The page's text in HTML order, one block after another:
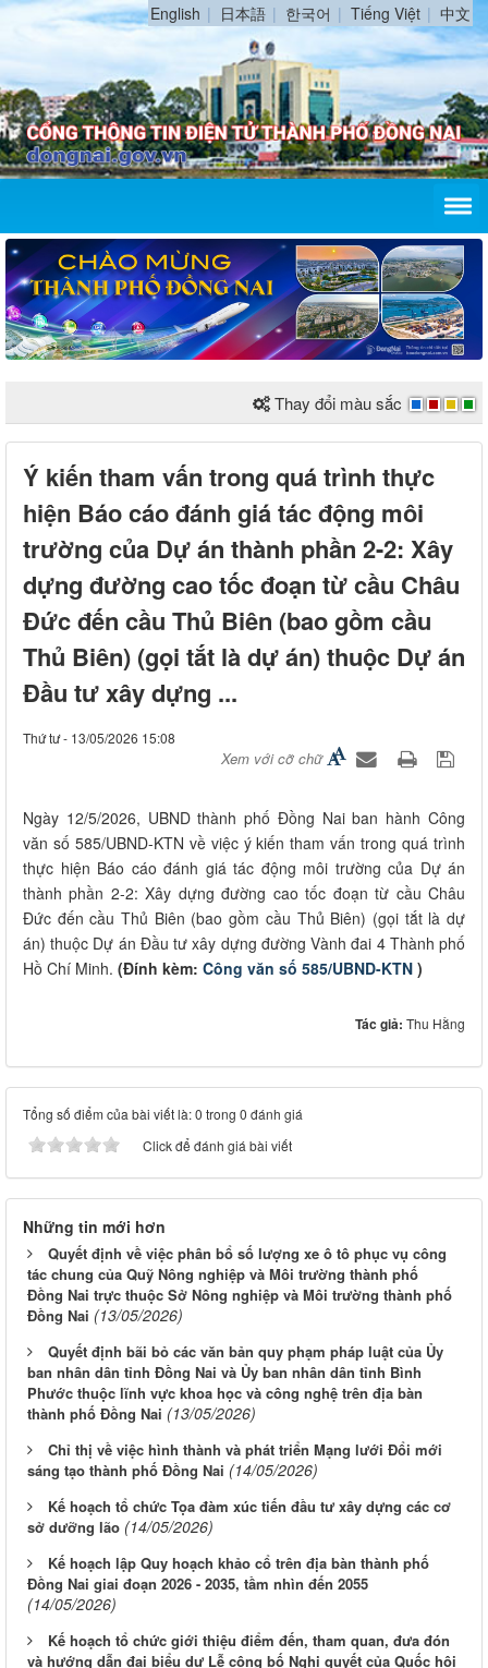
English 日本語 한국어 Tiếng Việt 中文
Thay đổi màu sắc
Ý kiến tham vấn trong quá trình thực
hiện Báo cáo đánh giá tác động môi
trường của Dự án thành phần 2-2: Xây
dựng đường cao tốc đoạn từ cầu Châu
Đức đến cầu Thủ Biên (bao gồm cầu
Thủ Biên) (gọi tắt là dự án) thuộc Dự án
Đầu tư xây dựng ...
Thứ tư - 13/05/2026 15:08
Xem với cỡ chữ
Ngày 12/5/2026, UBND thành phố Đồng Nai ban hành Công
văn số 585/UBND-KTN về việc ý kiến tham vấn trong quá trình
thực hiện Báo cáo đánh giá tác động môi trường của Dự án
thành phần 2-2: Xây dựng đường cao tốc đoạn từ cầu Châu
Đức đến cầu Thủ Biên (bao gồm cầu Thủ Biên) (gọi tắt là dự
án) thuộc Dự án Đầu tư xây dựng đường Vành đai 4 Thành phố
Hồ Chí Minh. (Đính kèm: Công văn số 585/UBND-KTN )
Tác giả: Thu Hằng
Tổng số điểm của bài viết là: 0 trong 0 đánh giá
Click để đánh giá bài viết
Những tin mới hơn
Quyết định về việc phân bổ số lượng xe ô tô phục vụ công
tác chung của Quỹ Nông nghiệp và Môi trường thành phố
Đồng Nai trực thuộc Sở Nông nghiệp và Môi trường thành phố
Đồng Nai (13/05/2026)
Quyết định bãi bỏ các văn bản quy phạm pháp luật của Ủy
ban nhân dân tỉnh Đồng Nai và Ủy ban nhân dân tỉnh Bình
Phước thuộc lĩnh vực khoa học và công nghệ trên địa bàn
thành phố Đồng Nai (13/05/2026)
Chỉ thị về việc hình thành và phát triển Mạng lưới Đổi mới
sáng tạo thành phố Đồng Nai (14/05/2026)
Kế hoạch tổ chức Tọa đàm xúc tiến đầu tư xây dựng các cơ
sở dưỡng lão (14/05/2026)
Kế hoạch lập Quy hoạch khảo cổ trên địa bàn thành phố
Đồng Nai giai đoạn 2026 - 2035, tầm nhìn đến 2055
(14/05/2026)
Kế hoạch tổ chức giới thiệu điểm đến, tham quan, đưa đón
và hướng dẫn đại biểu dự Lễ công bố Nghị quyết của Quốc hội